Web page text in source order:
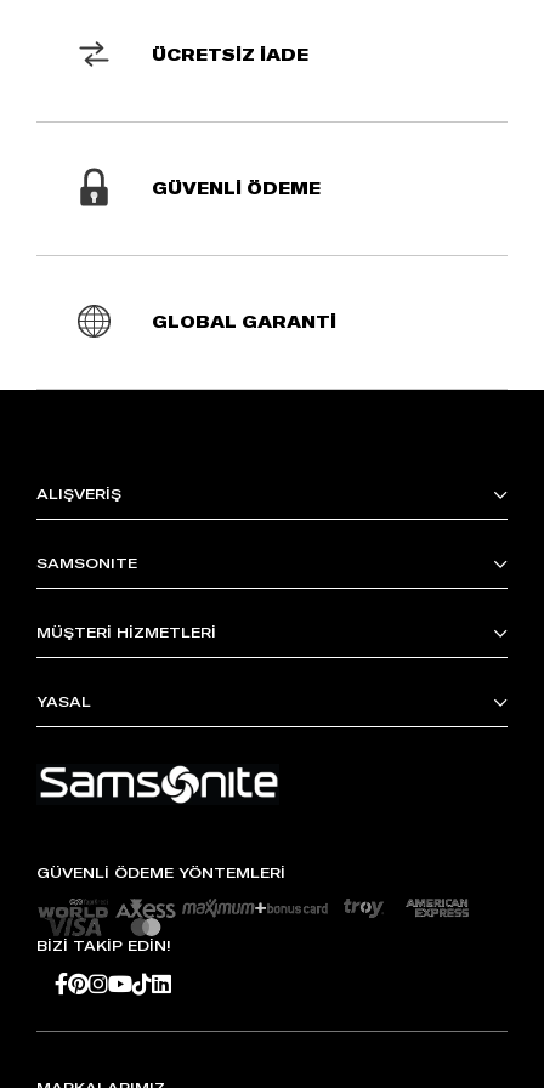
ÜCRETSİZ İADE
GÜVENLİ ÖDEME
GLOBAL GARANTİ
ALIŞVERİŞ
SAMSONITE
MÜŞTERİ HİZMETLERİ
YASAL
GÜVENLİ ÖDEME YÖNTEMLERİ
BİZİ TAKİP EDİN!